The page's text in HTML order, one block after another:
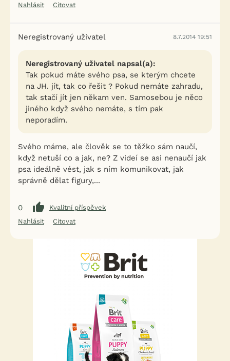
Nahlásit
Citovat
Neregistrovaný uživatel 8.7.2014 19:51
Neregistrovaný uživatel napsal(a):
Tak pokud máte svého psa, se kterým chcete
na JH. jít, tak co řešit ? Pokud nemáte zahradu,
tak stačí jít jen někam ven. Samosebou je něco
jiného když svého nemáte, s tím pak
neporadím.
Svého máme, ale člověk se to těžko sám naučí,
když netuší co a jak, ne? Z videí se asi nenaučí jak
psa ideálně vést, jak s ním komunikovat, jak
správně dělat figury,...
0
Kvalitní příspěvek
Nahlásit
Citovat